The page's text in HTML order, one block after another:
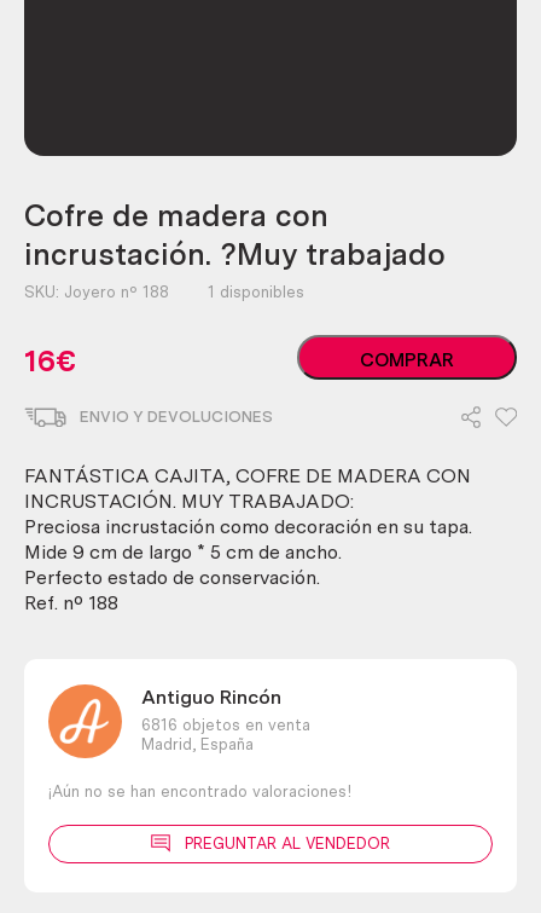
Cofre de madera con
incrustación. ?Muy trabajado
SKU: Joyero nº 188 1 disponibles
16€
Cofre
de
?
Muy
trabajado
cantidad
COMPRAR
ENVIO Y DEVOLUCIONES
FANTÁSTICA CAJITA, COFRE DE MADERA CON
INCRUSTACIÓN. MUY TRABAJADO:
Preciosa incrustación como decoración en su tapa.
Mide 9 cm de largo * 5 cm de ancho.
Perfecto estado de conservación.
Ref. nº 188
Antiguo Rincón
6816 objetos en venta
Madrid,
España
¡Aún no se han encontrado valoraciones!
PREGUNTAR AL VENDEDOR